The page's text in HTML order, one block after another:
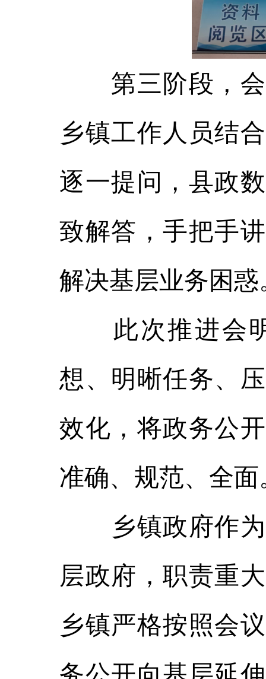
第三阶段，会
乡镇工作人员结
逐一提问，县政
致解答，手把手
解决基层业务困惑
此次推进会明
想、明晰任务、
效化，将政务公
准确、规范、全面
乡镇政府作为
层政府，职责重
乡镇严格按照会